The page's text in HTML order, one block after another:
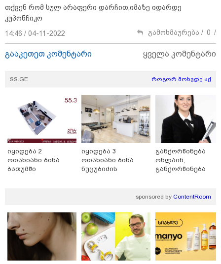
09:33 / 05-08-2026
"მამის მიერ ცოტნესთვის დატოვებულ სახლში
თვითნებურად ცხოვრობს ადამიანი, რომელიც
ზვიადის ანდერძში ერთი სიტყვითაც კი არ არის
მოხსენიებული" - ანა ჯაბაური
თქვენ რომ სულ არაფერი დარჩით,იმაზე იდარდე
კუპონჩიკო
14:46 / 04-11-2022
გამოხმაურება / 0 /
გააკეთეთ კომენტარი ყველა კომენტარი
SS.GE როგორ მოხვდე აქ
იყიდება 2
ოთახიანი ბინა
ბათუმში
იყიდება 3
ოთახიანი ბინა
ნუცუბიძის
განქორწინება
ონლაინ,
განქორწინება
ჩამოსვლის
sponsored by ContentRoom